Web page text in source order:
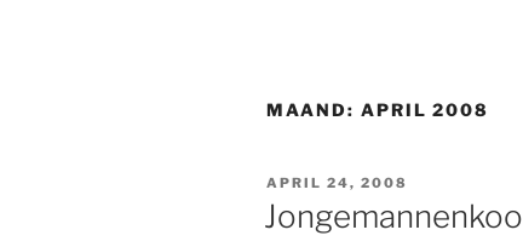
MAAND: APRIL 2008
GEPLAATST
OP
APRIL 24, 2008